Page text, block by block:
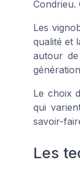
Condrieu.
Les
qualité et
autour
Le choix
qui
savoir-
Les